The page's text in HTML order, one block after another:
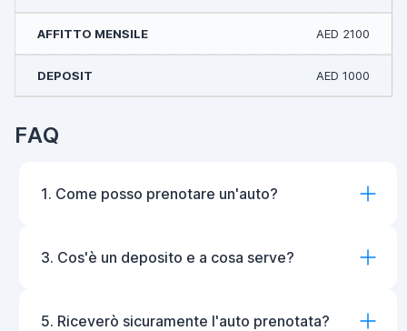
AED 2100
AED 1000
FAQ
1. Come posso prenotare un'auto?
3. Cos'è un deposito e a cosa serve?
5. Riceverò sicuramente l'auto prenotata?